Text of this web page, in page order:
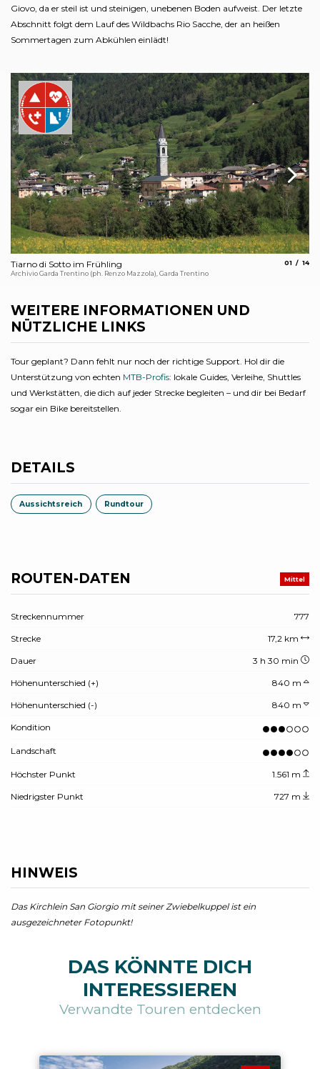
Giovo, da er steil ist und steinigen, unebenen Boden aufweist. Der letzte
Abschnitt folgt dem Lauf des Wildbachs Rio Sacche, der an heißen
Sommertagen zum Abkühlen einlädt!
Tiarno di Sotto im Frühling
Archivio Garda Trentino (ph. Renzo Mazzola), Garda Trentino
01 14
WEITERE INFORMATIONEN UND
NÜTZLICHE LINKS
Tour geplant? Dann fehlt nur noch der richtige Support. Hol dir die
Unterstützung von echten MTB-Profis: lokale Guides, Verleihe, Shuttles
und Werkstätten, die dich auf jeder Strecke begleiten – und dir bei Bedarf
sogar ein Bike bereitstellen.
DETAILS
Aussichtsreich Rundtour
ROUTEN-DATEN Mittel
Streckennummer 777
Strecke 17,2 km
Dauer 3 h 30 min
Höhenunterschied (+) 840 m
Höhenunterschied (-) 840 m
Kondition
Landschaft
Höchster Punkt 1.561 m
Niedrigster Punkt 727 m
HINWEIS
Das Kirchlein San Giorgio mit seiner Zwiebelkuppel ist ein
ausgezeichneter Fotopunkt!
DAS KÖNNTE DICH
INTERESSIEREN
Verwandte Touren entdecken